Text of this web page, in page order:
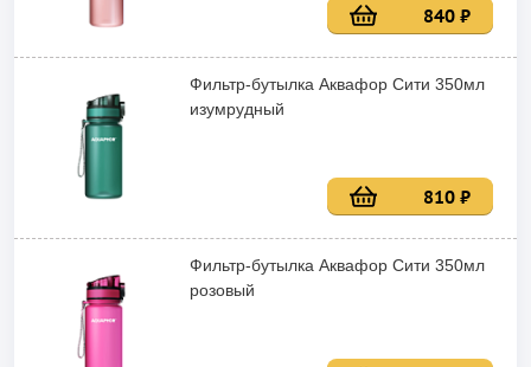
840 ₽
Фильтр-бутылка Аквафор Сити 350мл
изумрудный
810 ₽
Фильтр-бутылка Аквафор Сити 350мл
розовый